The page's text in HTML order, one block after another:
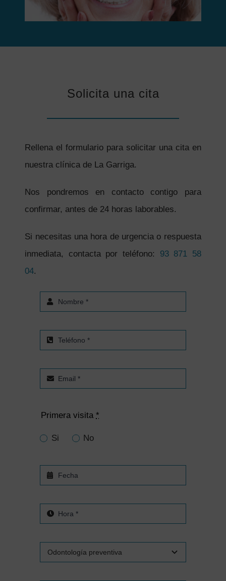
Solicita una cita
Rellena el formulario para solicitar una cita en
nuestra clínica de La Garriga.
Nos pondremos en contacto contigo para
confirmar, antes de 24 horas laborables.
Si necesitas una hora de urgencia o respuesta
inmediata, contacta por teléfono: 93 871 58
04.
Primera visita*
Si No